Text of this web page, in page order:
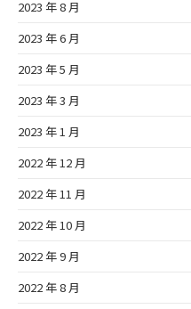
2023 年 8 月
2023 年 6 月
2023 年 5 月
2023 年 3 月
2023 年 1 月
2022 年 12 月
2022 年 11 月
2022 年 10 月
2022 年 9 月
2022 年 8 月